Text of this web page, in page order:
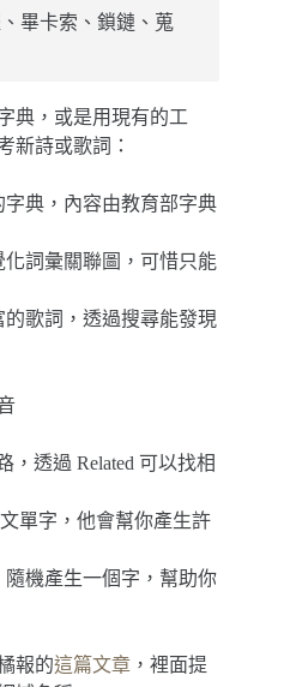
畢卡索、鎖鏈、蒐
典，或是用現有的工
新詩或歌詞：
字典，內容由教育部字典
化詞彙關聯圖，可惜只能
的歌詞，透過搜尋能發現
，透過 Related 可以找相
單字，他會幫你產生許
隨機產生一個字，幫助你
報的這篇文章 ，裡面提